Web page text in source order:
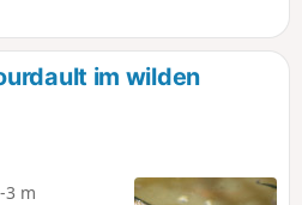
der Sèvre
das Dorf
Dörfernim wilden
-3 m